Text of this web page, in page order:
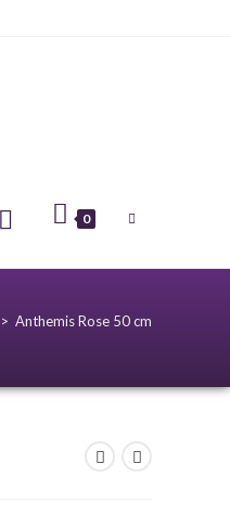
0
> Anthemis Rose 50 cm